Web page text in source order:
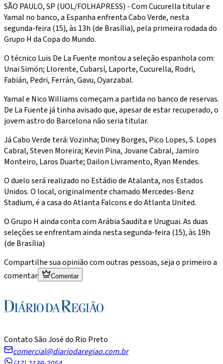
SÃO PAULO, SP (UOL/FOLHAPRESS) - Com Cucurella titular e
Yamal no banco, a Espanha enfrenta Cabo Verde, nesta
segunda-feira (15), às 13h (de Brasília), pela primeira rodada do
Grupo H da Copa do Mundo.
O técnico Luis De La Fuente montou a seleção espanhola com:
Unai Simón; Llorente, Cubarsí, Laporte, Cucurella, Rodri,
Fabián, Pedri, Ferrán, Gavu, Oyarzabal.
Yamal e Nico Williams começam a partida no banco de reservas.
De La Fuente já tinha avisado que, apesar de estar recuperado, o
jovem astro do Barcelona não seria titular.
Já Cabo Verde terá: Vozinha; Diney Borges, Pico Lopes, S. Lopes
Cabral, Steven Moreira; Kevin Pina, Jovane Cabral, Jamiro
Monteiro, Laros Duarte; Dailon Livramento, Ryan Mendes.
O duelo será realizado no Estádio de Atalanta, nos Estados
Unidos. O local, originalmente chamado Mercedes-Benz
Stadium, é a casa do Atlanta Falcons e do Atlanta United.
O Grupo H ainda conta com Arábia Saudita e Uruguai. As duas
seleções se enfrentam ainda nesta segunda-feira (15), às 19h
(de Brasília)
Compartilhe sua opinião com outras pessoas, seja o primeiro a
comentar
Comentar
Contato São José do Rio Preto
comercial@diariodaregiao.com.br